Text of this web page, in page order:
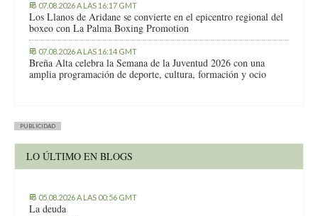
07.08.2026 A LAS 16:17 GMT
Los Llanos de Aridane se convierte en el epicentro regional del
boxeo con La Palma Boxing Promotion
07.08.2026 A LAS 16:14 GMT
Breña Alta celebra la Semana de la Juventud 2026 con una
amplia programación de deporte, cultura, formación y ocio
PUBLICIDAD
LO ÚLTIMO EN BLOGS
05.08.2026 A LAS 00:56 GMT
La deuda